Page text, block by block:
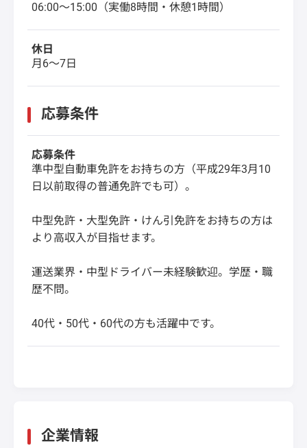
06:00〜15:00（実働8時間・休憩1時間）
休日
月6〜7日
応募条件
応募条件
準中型自動車免許をお持ちの方（平成29年3月10
日以前取得の普通免許でも可）。
中型免許・大型免許・けん引免許をお持ちの方は
より高収入が目指せます。
運送業界・中型ドライバー未経験歓迎。学歴・職
歴不問。
40代・50代・60代の方も活躍中です。
企業情報